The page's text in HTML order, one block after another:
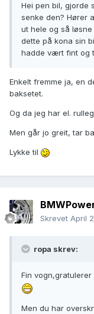
Hei pen bil, gjorde
senke den? Hører
ut hele og så
dette på kona sin
hadde vært fint og
Enkelt fremme ja, en
baksetet.
Og da jeg har el.
Men går jo greit, tar
Lykke til
Skrevet April
ropa skrev:
Fin vogn,gratulerer
Men du har